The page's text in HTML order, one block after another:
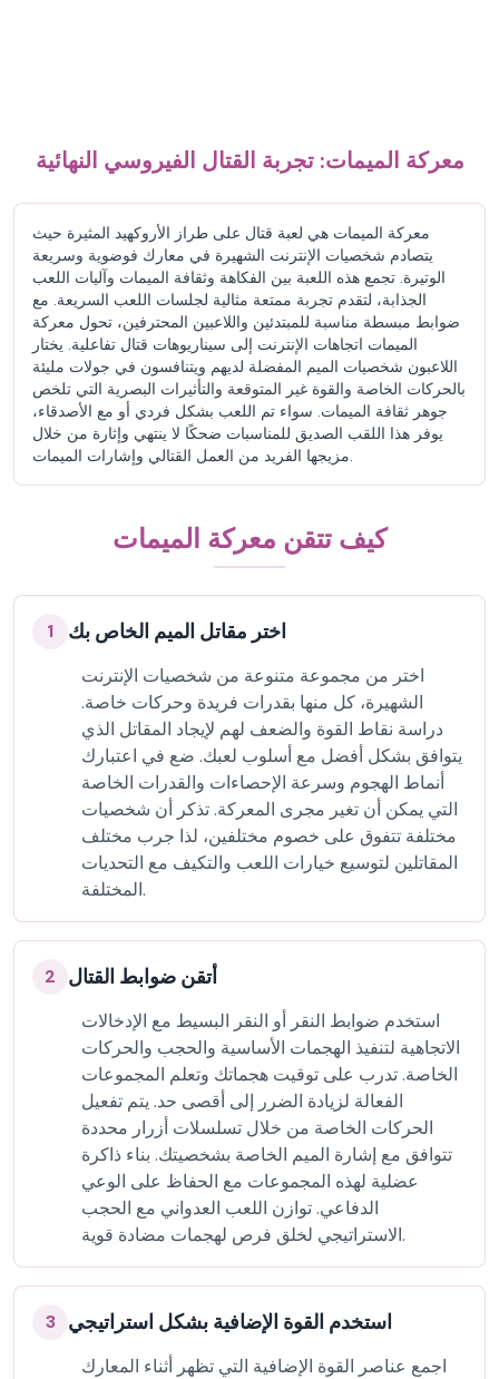
معركة الميمات: تجربة القتال الفيروسي النهائية
معركة الميمات هي لعبة قتال على طراز الأروكهيد المثيرة حيث
يتصادم شخصيات الإنترنت الشهيرة في معارك فوضوية وسريعة
الوتيرة. تجمع هذه اللعبة بين الفكاهة وثقافة الميمات وآليات اللعب
الجذابة، لتقدم تجربة ممتعة مثالية لجلسات اللعب السريعة. مع
ضوابط مبسطة مناسبة للمبتدئين واللاعبين المحترفين، تحول معركة
الميمات اتجاهات الإنترنت إلى سيناريوهات قتال تفاعلية. يختار
اللاعبون شخصيات الميم المفضلة لديهم ويتنافسون في جولات مليئة
بالحركات الخاصة والقوة غير المتوقعة والتأثيرات البصرية التي تلخص
جوهر ثقافة الميمات. سواء تم اللعب بشكل فردي أو مع الأصدقاء،
يوفر هذا اللقب الصديق للمناسبات ضحكًا لا ينتهي وإثارة من خلال
مزيجها الفريد من العمل القتالي وإشارات الميمات.
كيف تتقن معركة الميمات
1 اختر مقاتل الميم الخاص بك
اختر من مجموعة متنوعة من شخصيات الإنترنت
الشهيرة، كل منها بقدرات فريدة وحركات خاصة.
دراسة نقاط القوة والضعف لهم لإيجاد المقاتل الذي
يتوافق بشكل أفضل مع أسلوب لعبك. ضع في اعتبارك
أنماط الهجوم وسرعة الإحصاءات والقدرات الخاصة
التي يمكن أن تغير مجرى المعركة. تذكر أن شخصيات
مختلفة تتفوق على خصوم مختلفين، لذا جرب مختلف
المقاتلين لتوسيع خيارات اللعب والتكيف مع التحديات
المختلفة.
2 أتقن ضوابط القتال
استخدم ضوابط النقر أو النقر البسيط مع الإدخالات
الاتجاهية لتنفيذ الهجمات الأساسية والحجب والحركات
الخاصة. تدرب على توقيت هجماتك وتعلم المجموعات
الفعالة لزيادة الضرر إلى أقصى حد. يتم تفعيل
الحركات الخاصة من خلال تسلسلات أزرار محددة
تتوافق مع إشارة الميم الخاصة بشخصيتك. بناء ذاكرة
عضلية لهذه المجموعات مع الحفاظ على الوعي
الدفاعي. توازن اللعب العدواني مع الحجب
الاستراتيجي لخلق فرص لهجمات مضادة قوية.
3 استخدم القوة الإضافية بشكل استراتيجي
اجمع عناصر القوة الإضافية التي تظهر أثناء المعارك